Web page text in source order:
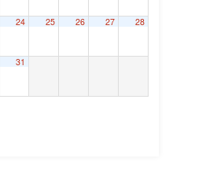
24 25 26 27 28
31